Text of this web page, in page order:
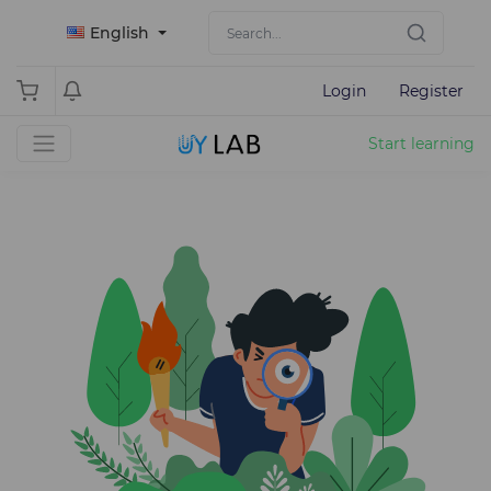
English
Login Register
Start learning